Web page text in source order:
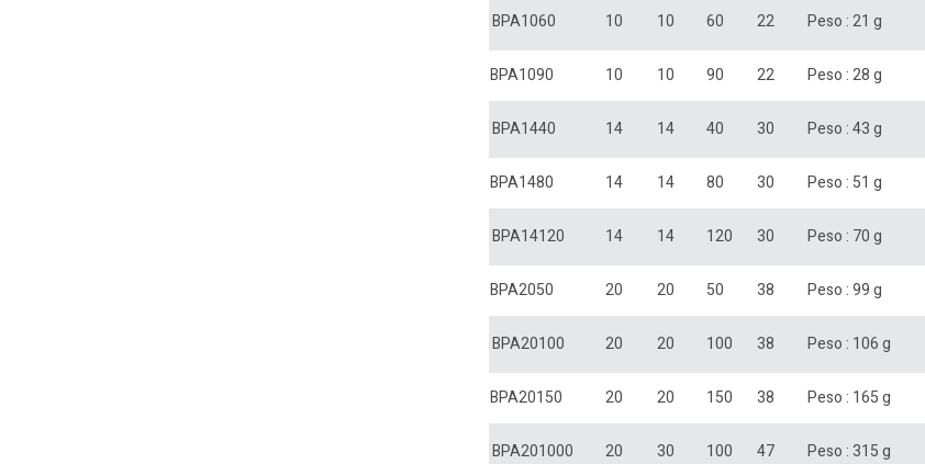
BPA1060 10 10 60 22 Peso : 21 g
BPA1090 10 10 90 22 Peso : 28 g
BPA1440 14 14 40 30 Peso : 43 g
BPA1480 14 14 80 30 Peso : 51 g
BPA14120 14 14 120 30 Peso : 70 g
BPA2050 20 20 50 38 Peso : 99 g
BPA20100 20 20 100 38 Peso : 106 g
BPA20150 20 20 150 38 Peso : 165 g
BPA201000 20 30 100 47 Peso : 315 g